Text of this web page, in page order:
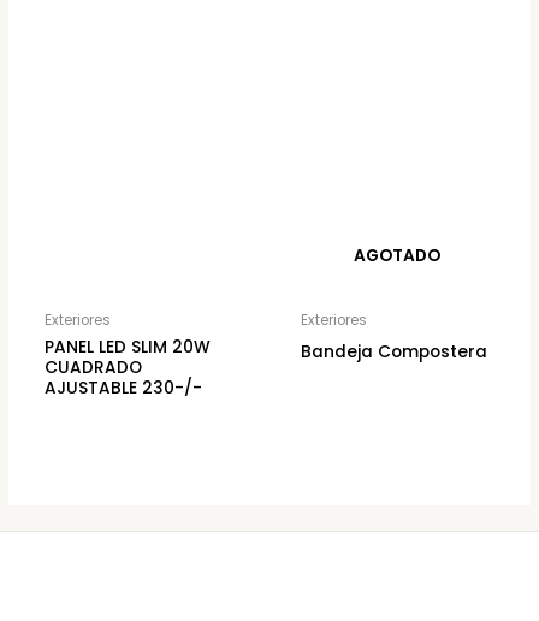
Exteriores
PANEL LED SLIM 20W
CUADRADO
AJUSTABLE 230-/-
AGOTADO
Exteriores
Bandeja Compostera